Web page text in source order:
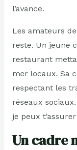
l’avance.
Les amateurs
reste. Un jeune
restaurant
mer locaux. Sa
respectant les
réseaux
je peux
Un cadre